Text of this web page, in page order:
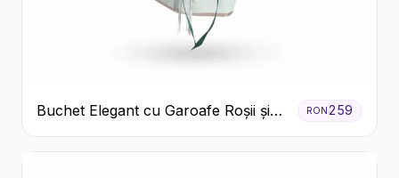
Buchet Elegant cu Garoafe Roșii și
Floarea Miresei
RON259